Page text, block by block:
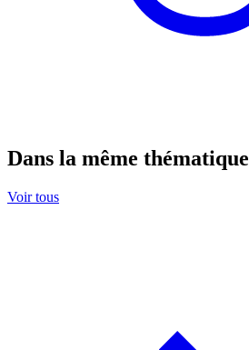
Dans la même thématique
Voir tous